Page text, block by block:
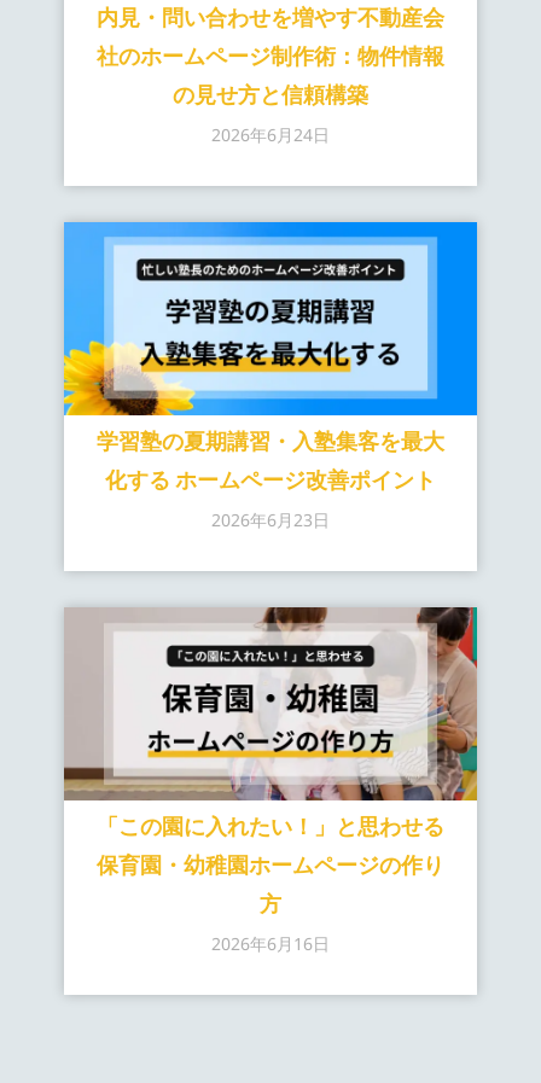
内見・問い合わせを増やす不動産会
社のホームページ制作術：物件情報
の見せ方と信頼構築
2026年6月24日
学習塾の夏期講習・入塾集客を最大
化する ホームページ改善ポイント
2026年6月23日
「この園に入れたい！」と思わせる
保育園・幼稚園ホームページの作り
方
2026年6月16日